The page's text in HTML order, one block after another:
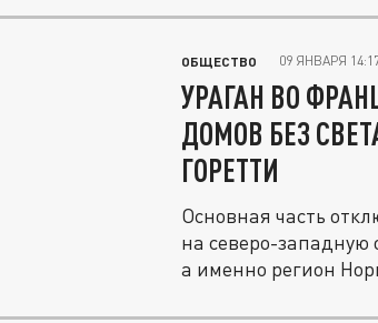
ОБЩЕСТВО 09 ЯНВАРЯ
УРАГАН ВО
ДОМОВ БЕЗ
ГОРЕТТИ
Основная часть
на северо-западную
а именно регион